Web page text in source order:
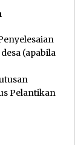
(apabila
Pelantikan